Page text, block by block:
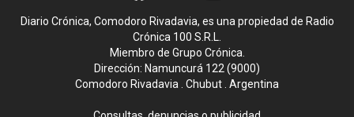
Diario Crónica, Comodoro Rivadavia, es una propiedad de Radio
Crónica 100 S.R.L.
Miembro de Grupo Crónica.
Dirección: Namuncurá 122 (9000)
Comodoro Rivadavia . Chubut . Argentina